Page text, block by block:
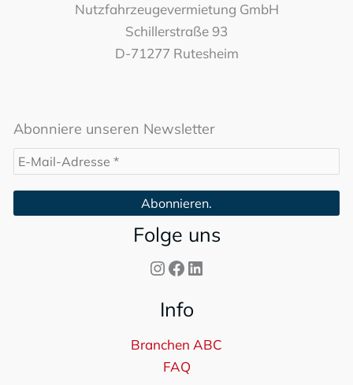
Nutzfahrzeugevermietung GmbH
Schillerstraße 93
D-71277 Rutesheim
Abonniere unseren Newsletter
Folge uns
Instagram
Facebook
LinkedIn
Info
Branchen ABC
FAQ